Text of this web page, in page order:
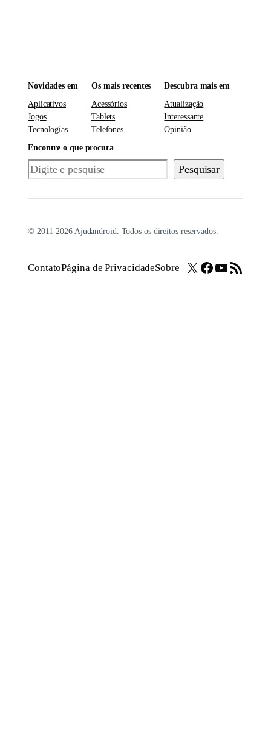
Novidades em
Aplicativos
Jogos
Tecnologias
Os mais recentes
Acessórios
Tablets
Telefones
Descubra mais em
Atualização
Interessante
Opinião
Encontre o que procura
Pesquisar Pesquisar
© 2011-2026 Ajudandroid. Todos os direitos reservados.
ContatoPágina de PrivacidadeSobre X Facebook
Youtube
Feed RSS